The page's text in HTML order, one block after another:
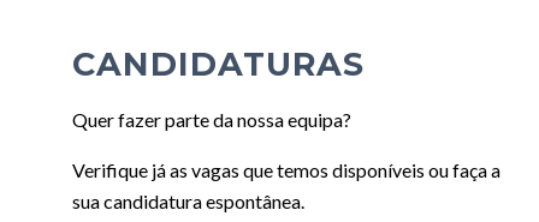
CANDIDATURAS
Quer fazer parte da nossa equipa?
Verifique já as vagas que temos disponíveis ou faça a
sua candidatura espontânea.